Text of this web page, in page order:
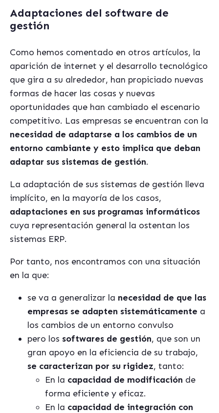
Adaptaciones del software de
gestión
Como hemos comentado en otros artículos, la
aparición de internet y el desarrollo tecnológico
que gira a su alrededor, han propiciado nuevas
formas de hacer las cosas y nuevas
oportunidades que han cambiado el escenario
competitivo. Las empresas se encuentran con la
necesidad de adaptarse a los cambios de un
entorno cambiante y esto implica que deban
adaptar sus sistemas de gestión.
La adaptación de sus sistemas de gestión lleva
implícito, en la mayoría de los casos,
adaptaciones en sus programas informáticos
cuya representación general la ostentan los
sistemas ERP.
Por tanto, nos encontramos con una situación
en la que:
se va a generalizar la necesidad de que las
empresas se adapten sistemáticamente a
los cambios de un entorno convulso
pero los softwares de gestión, que son un
gran apoyo en la eficiencia de su trabajo,
se caracterizan por su rigidez, tanto:
En la capacidad de modificación de
forma eficiente y eficaz.
En la capacidad de integración con